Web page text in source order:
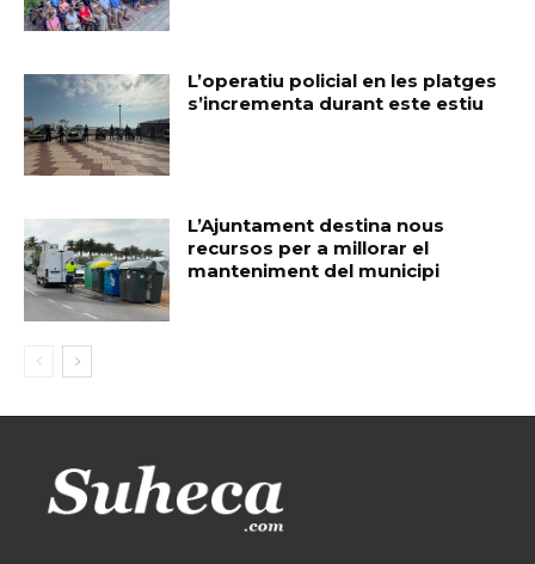
L’operatiu policial en les platges
s’incrementa durant este estiu
L’Ajuntament destina nous
recursos per a millorar el
manteniment del municipi